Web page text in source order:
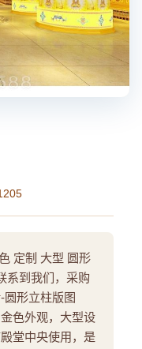
定制 大型 圆形
系到我们，采购
形立柱版图
色外观，大型设
堂中央使用，是